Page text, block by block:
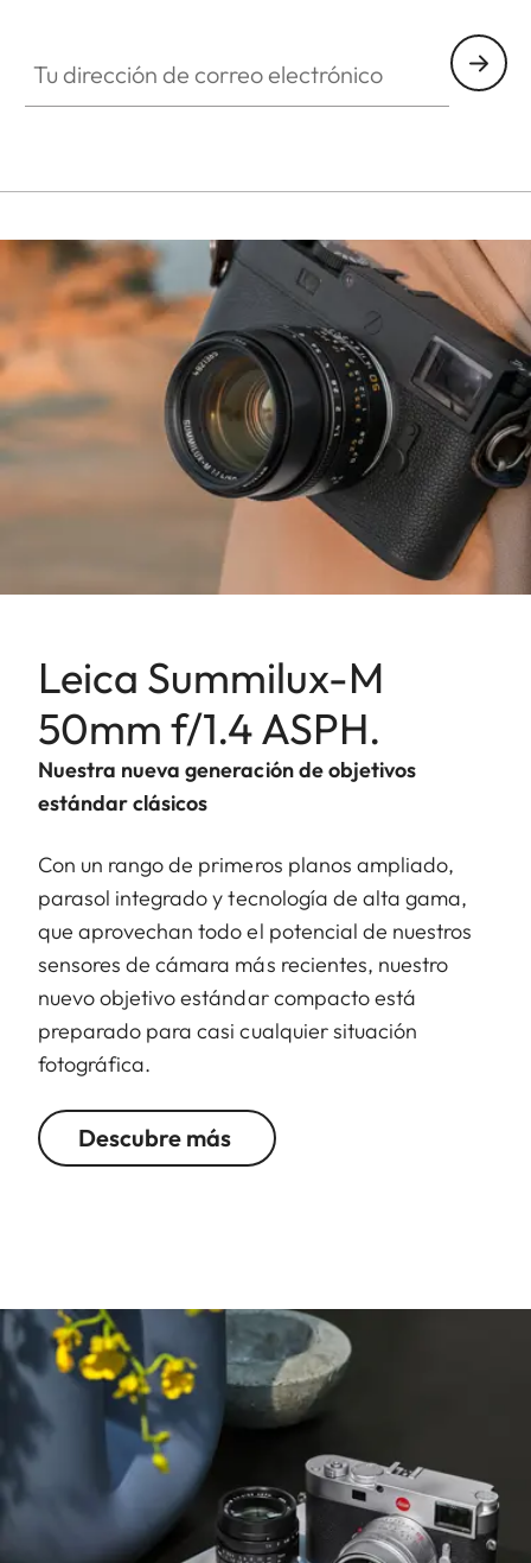
Leica Summilux-M
50mm f/1.4 ASPH.
Nuestra nueva generación de objetivos
estándar clásicos
Con un rango de primeros planos ampliado,
parasol integrado y tecnología de alta gama,
que aprovechan todo el potencial de nuestros
sensores de cámara más recientes, nuestro
nuevo objetivo estándar compacto está
preparado para casi cualquier situación
fotográfica.
Descubre más